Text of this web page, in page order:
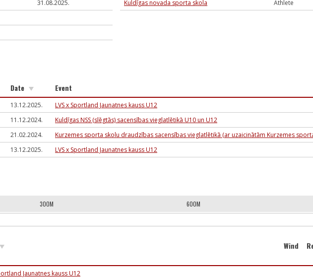
31.08.2025.
Kuldīgas novada sporta skola Athlete
Date Event
13.12.2025.
LVS x Sportland Jaunatnes kauss U12
11.12.2024.
Kuldīgas NSS (slēgtās) sacensības vieglatlētikā U10 un U12
21.02.2024.
Kurzemes sporta skolu draudzības sacensības vieglatlētikā (ar uzaicinātām Kurzemes
13.12.2025. LVS x Sportland Jaunatnes kauss U12
300M 600M
Wind
Jaunatnes kauss U12